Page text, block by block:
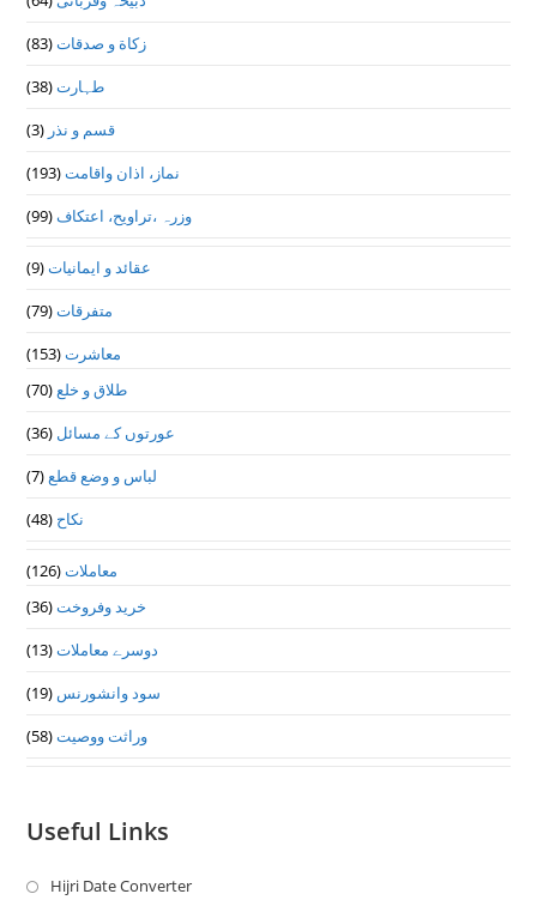
زکاة و صدقات(83)
طہارت(38)
قسم و نذر (3)
نماز، اذان واقامت(193)
وزرہ ،تراويح، اعتكاف(99)
عقائد و ایمانیات(9)
متفرقات(79)
معاشرت(153)
طلاق و خلع(70)
عورتوں کے مسائل (36)
لباس و وضع قطع(7)
نکاح (48)
معاملات(126)
خرید وفروخت(36)
دوسرے معاملات(13)
سود وانشورنس (19)
وراثت ووصيت(58)
Useful Links
Hijri Date ConverterOpens